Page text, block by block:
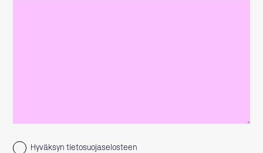
Hyväksyn tietosuojaselosteen